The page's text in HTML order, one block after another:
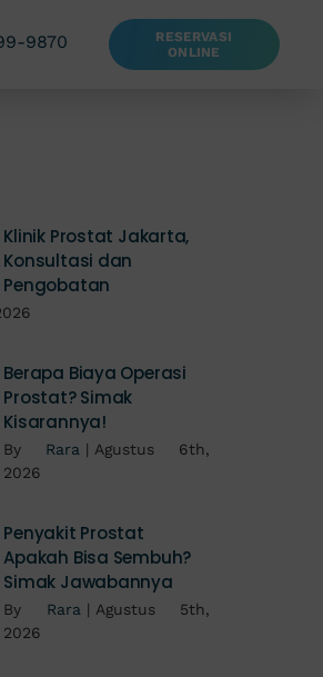
9870
RESERVASI
ONLINE
Klinik Prostat Jakarta,
Konsultasi dan
Pengobatan
Berapa Biaya Operasi
Prostat? Simak
Kisarannya!
By Rara | Agustus 6th,
2026
Penyakit Prostat
Apakah Bisa Sembuh?
Simak Jawabannya
By Rara | Agustus 5th,
2026